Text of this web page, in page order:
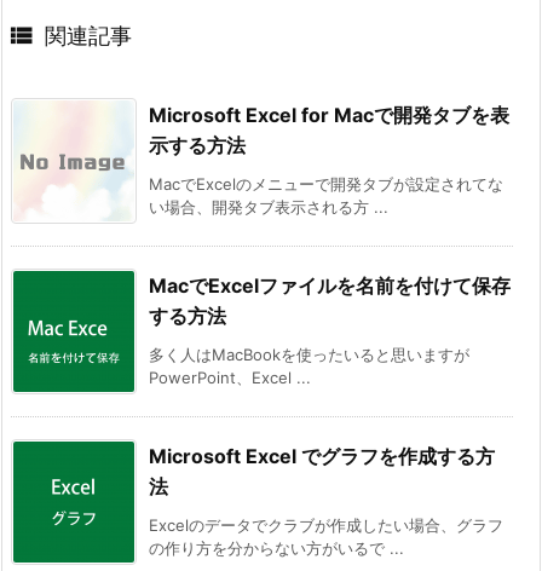
 関連記事
Microsoft Excel for Macで開発タブを表
示する方法
MacでExcelのメニューで開発タブが設定されてな
い場合、開発タブ表示される方 ...
MacでExcelファイルを名前を付けて保存
する方法
多く人はMacBookを使ったいると思いますが
PowerPoint、Excel ...
Microsoft Excel でグラフを作成する方
法
Excelのデータでクラブが作成したい場合、グラフ
の作り方を分からない方がいるで ...